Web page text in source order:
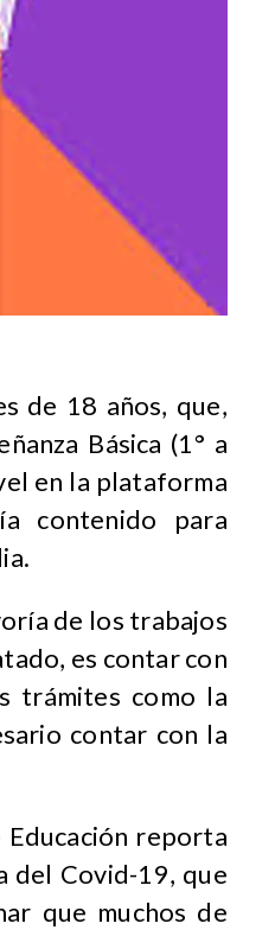
de 18 años, que,
Básica (1° a
en la plataforma
contenido para
de los trabajos
es contar con
trámites como la
contar con la
reporta
del Covid-19, que
que muchos de